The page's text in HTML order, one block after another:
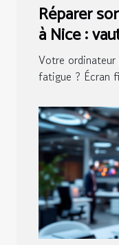
Réparer
à Nice :
même ou
Votre
fatigue ? Écran